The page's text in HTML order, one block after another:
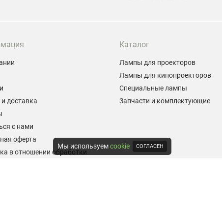
доставка
с нами
оферта
в отношении обработки
Каталог
Лампы для проекторов
Лампы для кинопроекторов
Специальные лампы
Запчасти и комплектующие
Мы используемcookie СОГЛАСЕН